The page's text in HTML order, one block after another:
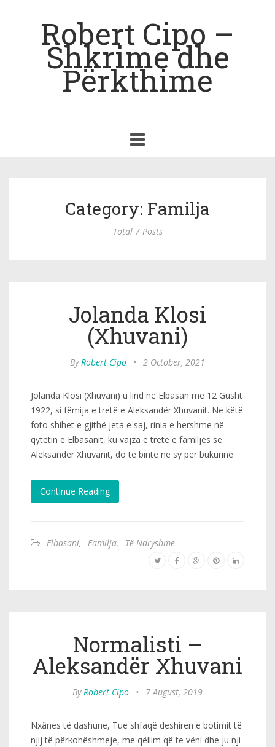
Robert Cipo –
Shkrime dhe
Përkthime
navigation
Category: Familja
Total 7 Posts
Jolanda Klosi
(Xhuvani)
ByRobert Cipo • 2 October, 2021
Jolanda Klosi (Xhuvani) u lind në Elbasan më 12 Gusht
1922, si fëmija e tretë e Aleksandër Xhuvanit. Në këtë
foto shihet e gjithë jeta e saj, rinia e hershme në
qytetin e Elbasanit, ku vajza e tretë e familjes së
Aleksandër Xhuvanit, do të binte në sy për bukurinë
Continue Reading
Elbasani, Familja, Të Ndryshme
Normalisti –
Aleksandër Xhuvani
ByRobert Cipo • 7 August, 2019
Nxânes të dashunë, Tue shfaqë dëshirën e botimit të
njij të përkohëshmeje, me qëllim që të vëni dhe ju nji